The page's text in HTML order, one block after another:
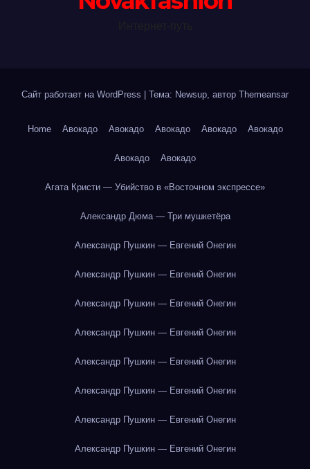
Сайт работает на WordPress Тема: Newsup, автор Themeansar
Home Авокадо Авокадо Авокадо Авокадо Авокадо
Авокадо Авокадо
Агата Кристи — Убийство в «Восточном экспрессе»
Александр Дюма — Три мушкетёра
Александр Пушкин — Евгений Онегин
Александр Пушкин — Евгений Онегин
Александр Пушкин — Евгений Онегин
Александр Пушкин — Евгений Онегин
Александр Пушкин — Евгений Онегин
Александр Пушкин — Евгений Онегин
Александр Пушкин — Евгений Онегин
Александр Пушкин — Евгений Онегин